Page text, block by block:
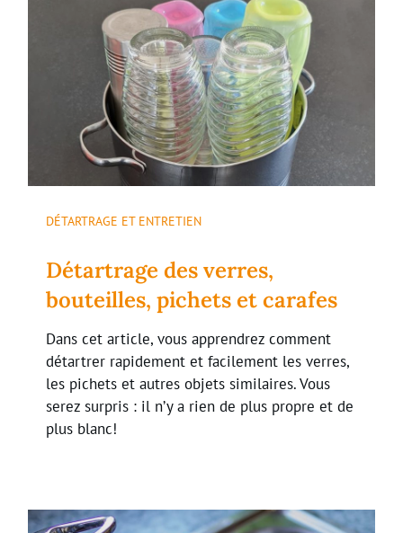
DÉTARTRAGE ET ENTRETIEN
Détartrage des verres,
bouteilles, pichets et carafes
Dans cet article, vous apprendrez comment
détartrer rapidement et facilement les verres,
les pichets et autres objets similaires. Vous
serez surpris : il n’y a rien de plus propre et de
plus blanc!